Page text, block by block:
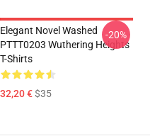
Elegant Novel Washed
PTTT0203 Wuthering Heights
T-Shirts
32,20 €$35
-20%